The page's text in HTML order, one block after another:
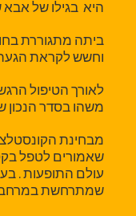
היא בגילו של
ביתה מתגוררת
וחשש לקראת
לאורך הטיפול
משהו בסדר הנכון
מבחינת
שאמורים לטפל
עולם התופעות .
שמתרחשת במרחב